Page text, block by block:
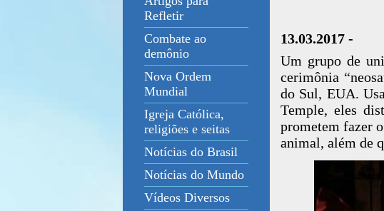
Refletir
Combate ao
demônio
Nova Ordem
Mundial
Igreja Católica,
religiões e seitas
Notícias do Brasil
Notícias do Mundo
Vídeos Diversos
13.03.2017 -
Um grupo de
cerimônia
do Sul, EUA.
Temple, eles
prometem fazer
animal, além de